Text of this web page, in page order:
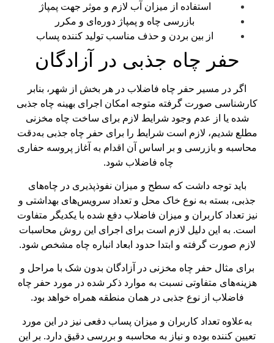
استفاده از میزان آب لازم و موثر جهت پمپاژ
بازرسی چاه و پمپاژ دوره‌ای و مکرر
از بین بردن و حذف مناسب تولید کننده پساب
حفر چاه جذبی در آزادگان
اگر در مسیر حفر چاه فاضلاب در هر بخش از شهر، بنابر
کارشناسی صورت گرفته متوجه امکان اجرای بهینه چاه جذبی
شده یا از عدم وجود شرایط لازم برای ساخت چاه مخزنی
مطلع شدیم، لازم است شرایط را برای حفر چاه جذبی به‌دقت
محاسبه و بازرسی و بر اساس آن اقدام به آغاز پروسه حفاری
چاه فاضلاب شود.
باید توجه داشت که سطح و میزان نفوذپذیری در چاه‌های
جذبی، بسته به نوع خاک محل و تعداد سرویس‌های بهداشتی و
نیز تعداد کاربران و میزان فاضلاب دفع شده با یکدیگر متفاوت
است. به این دلیل لازم است برای اجرای این روش محاسبات
لازم صورت گرفته و ابتدا حدود ابعاد انباره چاه مشخص شود.
برای مثال حفر چاه مخزنی در آزادگان بدون شک با مراحل و
هزینه‌های متفاوتی نسبت به موارد ذکر شده در مورد حفر چاه
فاضلاب از نوع جذبی در همان منطقه همراه خواهد بود.
به‌علاوه تعداد کاربران و میزان پساب دفعی نیز در این مورد
تعیین کننده بوده و نیاز به محاسبه و بررسی دقیق دارد. بر این